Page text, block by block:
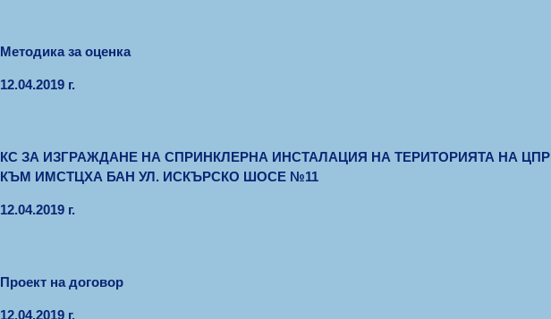
Методика за оценка
12.04.2019 г.
КС ЗА ИЗГРАЖДАНЕ НА СПРИНКЛЕРНА ИНСТАЛАЦИЯ НА ТЕРИТОРИЯТА НА ЦПР
КЪМ ИМСТЦХА БАН УЛ. ИСКЪРСКО ШОСЕ №11
12.04.2019 г.
Проект на договор
12.04.2019 г.